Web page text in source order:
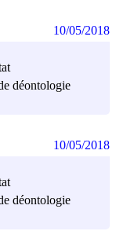
déontologie
10/05/2018
déontologie
10/05/2018